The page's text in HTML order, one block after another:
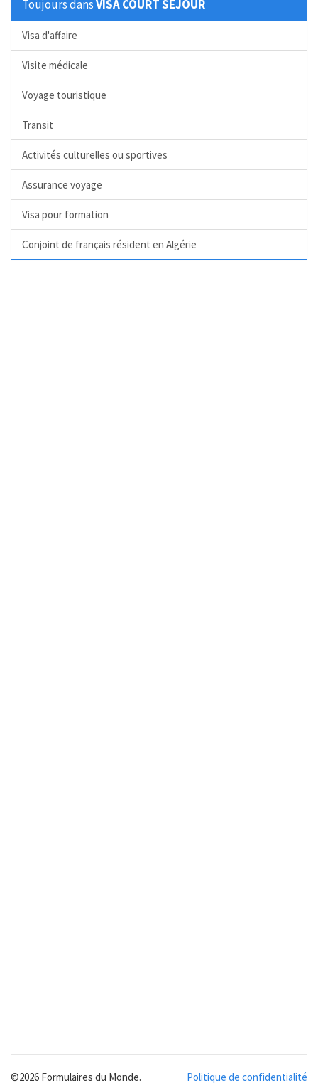
Toujours dansVISA COURT SÉJOUR
Visa d'affaire
Visite médicale
Voyage touristique
Transit
Activités culturelles ou sportives
Assurance voyage
Visa pour formation
Conjoint de français résident en Algérie
©2026 Formulaires du Monde. Politique de confidentialité